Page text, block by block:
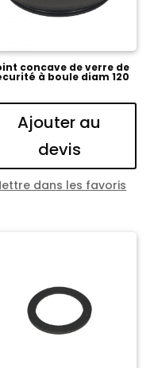
concave de verre de
à boule diam 120
Ajouter au
devis
dans les favoris